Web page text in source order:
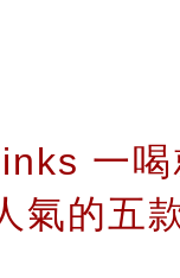
一喝
氣的五